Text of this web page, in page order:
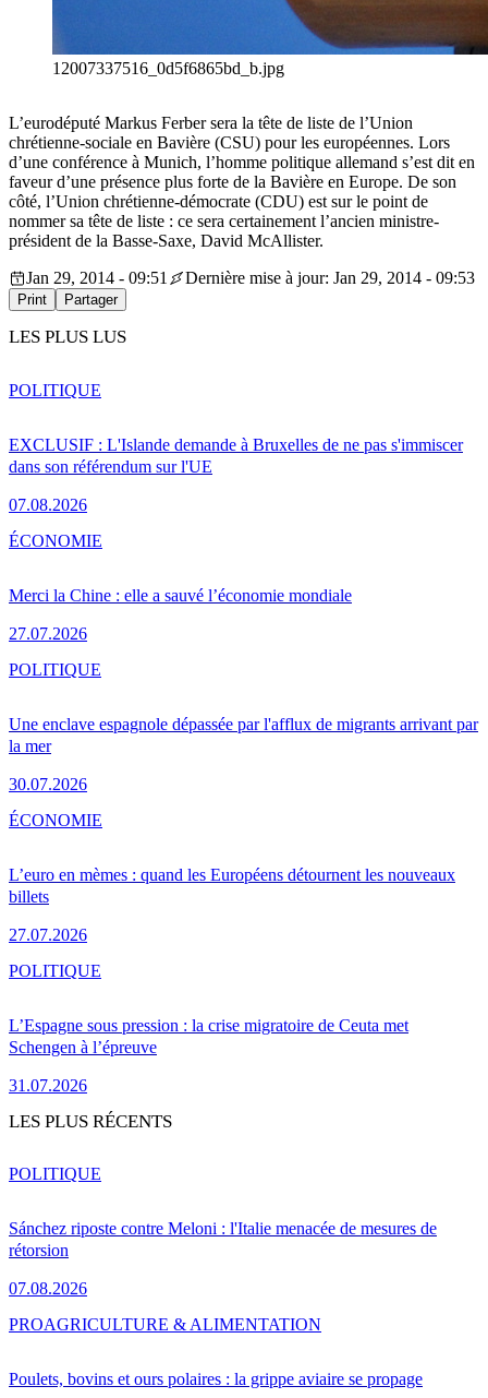
12007337516_0d5f6865bd_b.jpg
L’eurodéputé Markus Ferber sera la tête de liste de l’Union
chrétienne-sociale en Bavière (CSU) pour les européennes. Lors
d’une conférence à Munich, l’homme politique allemand s’est dit en
faveur d’une présence plus forte de la Bavière en Europe. De son
côté, l’Union chrétienne-démocrate (CDU) est sur le point de
nommer sa tête de liste : ce sera certainement l’ancien ministre-
président de la Basse-Saxe, David McAllister.
Jan 29, 2014 - 09:51
Dernière mise à jour: Jan 29, 2014 - 09:53
Print Partager
LES PLUS LUS
EXCLUSIF : L'Islande demande à Bruxelles de ne pas s'immiscer
dans son référendum sur l'UE
07.08.2026
POLITIQUE
Merci la Chine : elle a sauvé l’économie mondiale
27.07.2026
ÉCONOMIE
Une enclave espagnole dépassée par l'afflux de migrants arrivant par
la mer
30.07.2026
POLITIQUE
L’euro en mèmes : quand les Européens détournent les nouveaux
billets
27.07.2026
ÉCONOMIE
L’Espagne sous pression : la crise migratoire de Ceuta met
Schengen à l’épreuve
31.07.2026
POLITIQUE
LES PLUS RÉCENTS
Sánchez riposte contre Meloni : l'Italie menacée de mesures de
rétorsion
07.08.2026
POLITIQUE
Poulets, bovins et ours polaires : la grippe aviaire se propage
PROAGRICULTURE & ALIMENTATION